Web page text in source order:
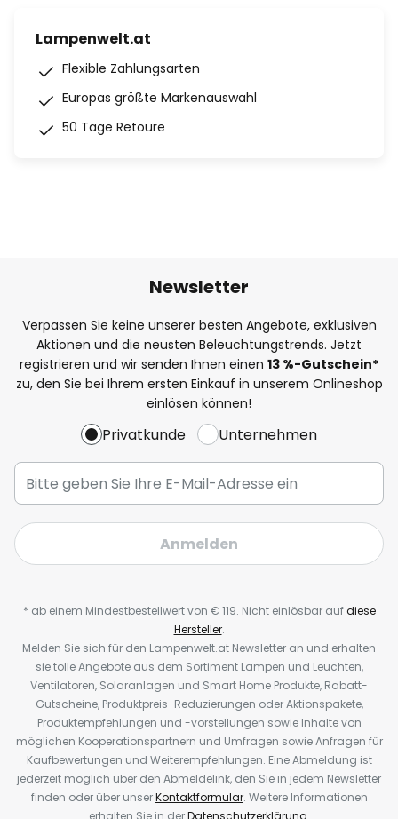
Lampenwelt.at
Flexible Zahlungsarten
Europas größte Markenauswahl
50 Tage Retoure
Newsletter
Verpassen Sie keine unserer besten Angebote, exklusiven
Aktionen und die neusten Beleuchtungstrends. Jetzt
registrieren und wir senden Ihnen einen 13 %-Gutschein*
zu, den Sie bei Ihrem ersten Einkauf in unserem Onlineshop
einlösen können!
Privatkunde Unternehmen
Anmelden
* ab einem Mindestbestellwert von € 119. Nicht einlösbar aufdiese
Hersteller.
Melden Sie sich für den Lampenwelt.at Newsletter an und erhalten
sie tolle Angebote aus dem Sortiment Lampen und Leuchten,
Ventilatoren, Solaranlagen und Smart Home Produkte, Rabatt-
Gutscheine, Produktpreis-Reduzierungen oder Aktionspakete,
Produktempfehlungen und -vorstellungen sowie Inhalte von
möglichen Kooperationspartnern und Umfragen sowie Anfragen für
Kaufbewertungen und Weiterempfehlungen. Eine Abmeldung ist
jederzeit möglich über den Abmeldelink, den Sie in jedem Newsletter
finden oder über unserKontaktformular. Weitere Informationen
erhalten Sie in derDatenschutzerklärung.